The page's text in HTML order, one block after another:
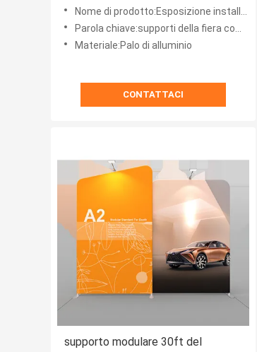
tensione ha installato per la mostra
10ftX10ft
Nome di prodotto:Esposizione installata facile della fiera commerciale del tessuto portatile di tensione
Parola chiave:supporti della fiera commerciale
Materiale:Palo di alluminio
CONTATTACI
supporto modulare 30ft del